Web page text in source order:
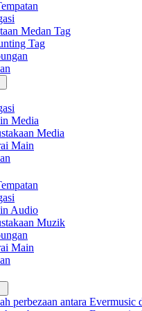
Medan Tag
Tag
Media
Media
Main
Audio
Muzik
Main
perbezaan antara Evermusic